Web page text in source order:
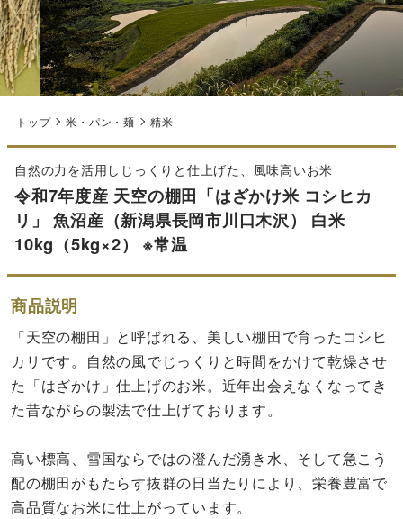
トップ 米・パン・麺 精米
自然の力を活用しじっくりと仕上げた、風味高いお米
令和7年度産 天空の棚田「はざかけ米 コシヒカ
リ」 魚沼産（新潟県長岡市川口木沢） 白米
10kg（5kg×2） ※常温
商品説明
「天空の棚田」と呼ばれる、美しい棚田で育ったコシヒ
カリです。自然の風でじっくりと時間をかけて乾燥させ
た「はざかけ」仕上げのお米。近年出会えなくなってき
た昔ながらの製法で仕上げております。
高い標高、雪国ならではの澄んだ湧き水、そして急こう
配の棚田がもたらす抜群の日当たりにより、栄養豊富で
高品質なお米に仕上がっています。